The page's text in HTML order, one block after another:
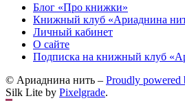
Блог «Про книжки»
Книжный клуб «Ариаднина
Личный кабинет
О сайте
Подписка на книжный клуб
© Ариаднина нить – Proudly powered
Silk Lite by Pixelgrade.